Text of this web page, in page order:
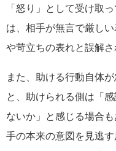
「怒り」として受け取
は、相手が無言で厳し
や苛立ちの表れと誤解さ
また、助ける行動自体
と、助けられる側は「
ないか」と感じる場合
手の本来の意図を見逃